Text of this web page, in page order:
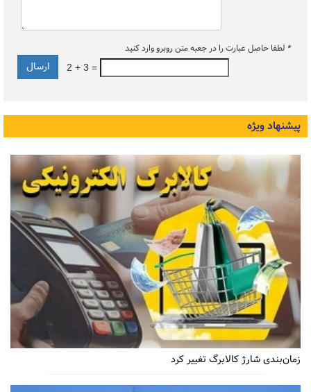
* لطفا حاصل عبارت را در جعبه متن روبرو وارد کنید
2 + 3 =
پیشنهاد ویژه
زمان‌بندی شارژ کالابرگ تغییر کرد